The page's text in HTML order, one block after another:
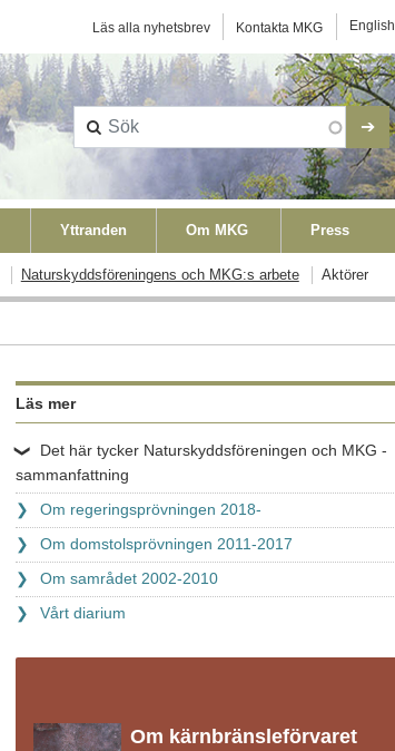
Läs alla nyhetsbrev Kontakta MKG English
Yttranden Om MKG Press
Naturskyddsföreningens och MKG:s arbete Aktörer
Läs mer
Det här tycker Naturskyddsföreningen och MKG -
sammanfattning
Om regeringsprövningen 2018-
Om domstolsprövningen 2011-2017
Om samrådet 2002-2010
Vårt diarium
Om kärnbränsleförvaret